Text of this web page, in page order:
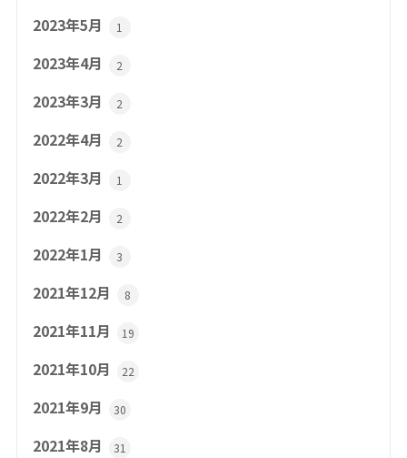
2023年5月 1
2023年4月 2
2023年3月 2
2022年4月 2
2022年3月 1
2022年2月 2
2022年1月 3
2021年12月 8
2021年11月 19
2021年10月 22
2021年9月 30
2021年8月 31